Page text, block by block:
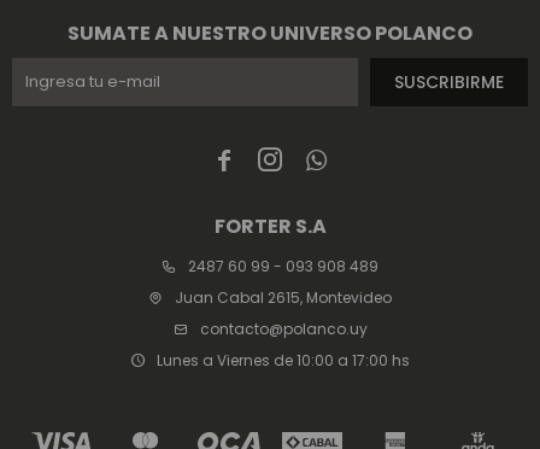
  
FORTER S.A
2487 60 99 - 093 908 489
Juan Cabal 2615, Montevideo
contacto@polanco.uy
Lunes a Viernes de 10:00 a 17:00 hs
SUMATE A NUESTRO UNIVERSO POLANCO
SUSCRIBIRME